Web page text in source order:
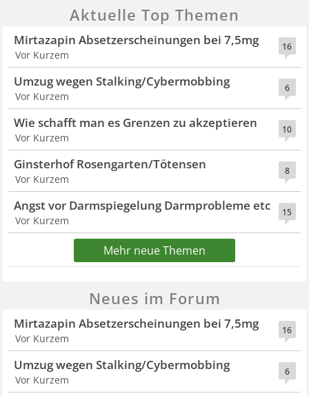
Aktuelle Top Themen
16
Mirtazapin Absetzerscheinungen bei 7,5mg
Vor Kurzem
6
Umzug wegen Stalking/Cybermobbing
Vor Kurzem
10
Wie schafft man es Grenzen zu akzeptieren
Vor Kurzem
8
Ginsterhof Rosengarten/Tötensen
Vor Kurzem
15
Angst vor Darmspiegelung Darmprobleme etc
Vor Kurzem
Mehr neue Themen
Neues im Forum
16
Mirtazapin Absetzerscheinungen bei 7,5mg
Vor Kurzem
6
Umzug wegen Stalking/Cybermobbing
Vor Kurzem